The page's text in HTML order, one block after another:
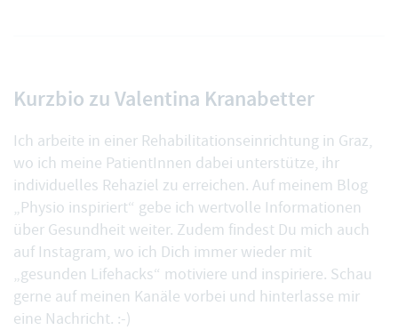
Kurzbio zu Valentina Kranabetter
Ich arbeite in einer Rehabilitationseinrichtung in Graz,
wo ich meine PatientInnen dabei unterstütze, ihr
individuelles Rehaziel zu erreichen. Auf meinem Blog
„Physio inspiriert“ gebe ich wertvolle Informationen
über Gesundheit weiter. Zudem findest Du mich auch
auf Instagram, wo ich Dich immer wieder mit
„gesunden Lifehacks“ motiviere und inspiriere. Schau
gerne auf meinen Kanäle vorbei und hinterlasse mir
eine Nachricht. :-)